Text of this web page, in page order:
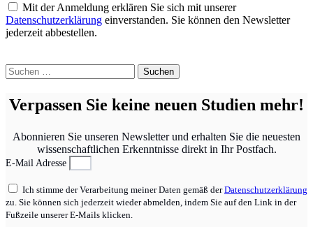
Mit der Anmeldung erklären Sie sich mit unserer
Datenschutzerklärung einverstanden. Sie können den Newsletter
jederzeit abbestellen.
Suchen
nach:
Verpassen Sie keine neuen Studien mehr!
Abonnieren Sie unseren Newsletter und erhalten Sie die neuesten
wissenschaftlichen Erkenntnisse direkt in Ihr Postfach.
E-Mail Adresse
Ich stimme der Verarbeitung meiner Daten gemäß derDatenschutzerklärung
zu. Sie können sich jederzeit wieder abmelden, indem Sie auf den Link in der
Fußzeile unserer E-Mails klicken.